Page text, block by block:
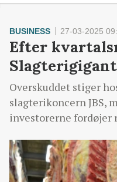
BUSINESS 27-03-2025
Efter
Overskuddet stiger
slagterikoncern JBS,
investorerne fordøjer